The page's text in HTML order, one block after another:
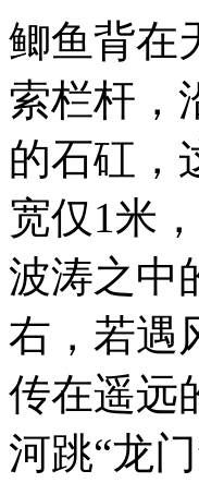
鲫鱼背在
索栏杆，
的石矼，
宽仅1米
波涛之中
右，若遇
传在遥远
河跳“龙